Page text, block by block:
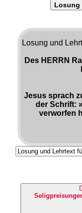
Losung
Losung und
Des HERRN
Jesus sprach
der Schrift:
verworfen